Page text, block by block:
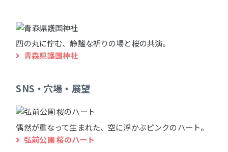
四の丸に佇む、静謐な祈りの場と桜の共演。
青森県護国神社
SNS・穴場・展望
偶然が重なって生まれた、空に浮かぶピンクのハート。
弘前公園 桜のハート